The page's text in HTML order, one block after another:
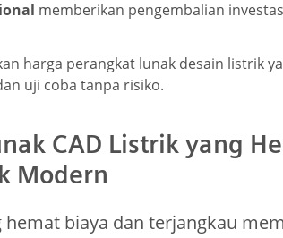
memberikan pengembalian
harga perangkat lunak desain listrik
uji coba tanpa risiko.
CAD Listrik yang
Modern
hemat biaya dan terjangkau